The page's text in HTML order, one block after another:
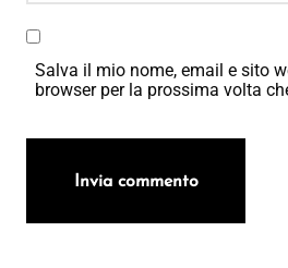
Salva il mio nome, email e sito
browser per la prossima volta